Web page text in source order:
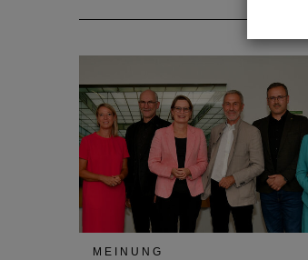
MEINUNG